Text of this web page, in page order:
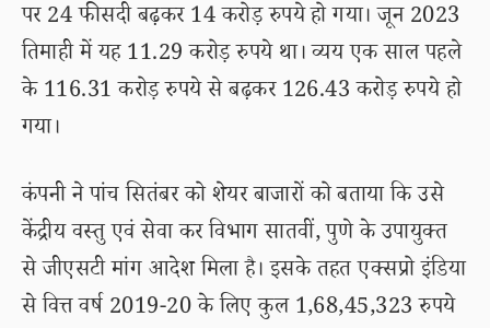
पर 24 फीसदी बढ़कर 14 करोड़ रुपये हो गया। जून 2023
तिमाही में यह 11.29 करोड़ रुपये था। व्यय एक साल पहले
के 116.31 करोड़ रुपये से बढ़कर 126.43 करोड़ रुपये हो
गया।
कंपनी ने पांच सितंबर को शेयर बाजारों को बताया कि उसे
केंद्रीय वस्तु एवं सेवा कर विभाग सातवीं, पुणे के उपायुक्त
से जीएसटी मांग आदेश मिला है। इसके तहत एक्सप्रो इंडिया
से वित्त वर्ष 2019-20 के लिए कुल 1,68,45,323 रुपये